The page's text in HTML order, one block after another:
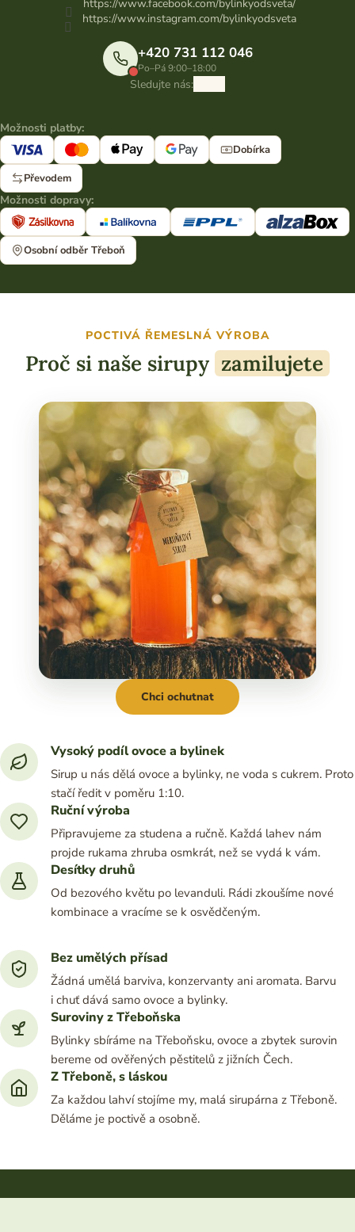
https://www.facebook.com/bylinkyodsveta/
https://www.instagram.com/bylinkyodsveta
+420 731 112 046
Po–Pá 9:00–18:00
Sledujte nás:
Možnosti platby:
Dobírka
Převodem
Možnosti dopravy:
Osobní odběr Třeboň
POCTIVÁ ŘEMESLNÁ VÝROBA
Proč si naše sirupy zamilujete
Vysoký podíl ovoce a bylinek
Sirup u nás dělá ovoce a bylinky, ne voda s cukrem. Proto
stačí ředit v poměru 1:10.
Ruční výroba
Připravujeme za studena a ručně. Každá lahev nám
projde rukama zhruba osmkrát, než se vydá k vám.
Desítky druhů
Od bezového květu po levanduli. Rádi zkoušíme nové
kombinace a vracíme se k osvědčeným.
Chci ochutnat
Bez umělých přísad
Žádná umělá barviva, konzervanty ani aromata. Barvu
i chuť dává samo ovoce a bylinky.
Suroviny z Třeboňska
Bylinky sbíráme na Třeboňsku, ovoce a zbytek surovin
bereme od ověřených pěstitelů z jižních Čech.
Z Třeboně, s láskou
Za každou lahví stojíme my, malá sirupárna z Třeboně.
Děláme je poctivě a osobně.